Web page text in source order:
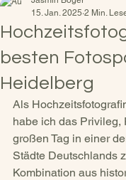
besten
Heidelberg
15. Jan. 2025 2 Min.
Als
habe ich das Privileg,
großen Tag in einer
Städte Deutschlands
Kombination aus